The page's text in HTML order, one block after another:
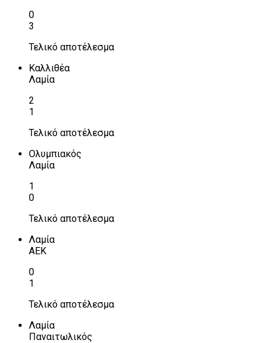
0
3
Τελικό αποτέλεσμα
Καλλιθέα
Λαμία
2
1
Τελικό αποτέλεσμα
Ολυμπιακός
Λαμία
1
0
Τελικό αποτέλεσμα
Λαμία
ΑΕΚ
0
1
Τελικό αποτέλεσμα
Λαμία
Παναιτωλικός